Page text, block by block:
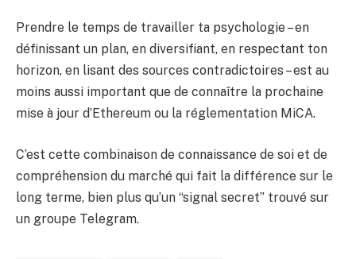
Prendre le temps de travailler ta psychologie – en
définissant un plan, en diversifiant, en respectant ton
horizon, en lisant des sources contradictoires – est au
moins aussi important que de connaître la prochaine
mise à jour d’Ethereum ou la réglementation MiCA.
C’est cette combinaison de connaissance de soi et de
compréhension du marché qui fait la différence sur le
long terme, bien plus qu’un “signal secret” trouvé sur
un groupe Telegram.